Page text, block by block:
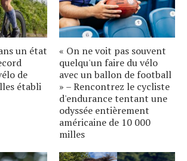
un état
de
établi
« On ne voit pas souvent
quelqu'un faire du vélo
avec un ballon de football
» – Rencontrez le cycliste
d'endurance tentant une
odyssée entièrement
américaine de 10 000
milles